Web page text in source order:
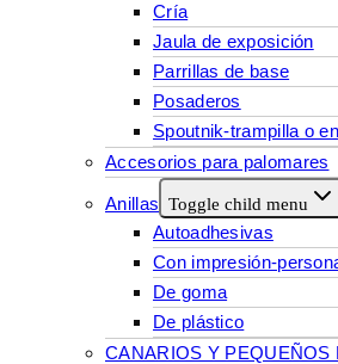
Cría
Jaula de exposición
Parrillas de base
Posaderos
Spoutnik-trampilla o
Accesorios para palomares
Anillas Toggle child menu
Autoadhesivas
Con impresión-
De goma
De plástico
CANARIOS Y PEQUEÑOS